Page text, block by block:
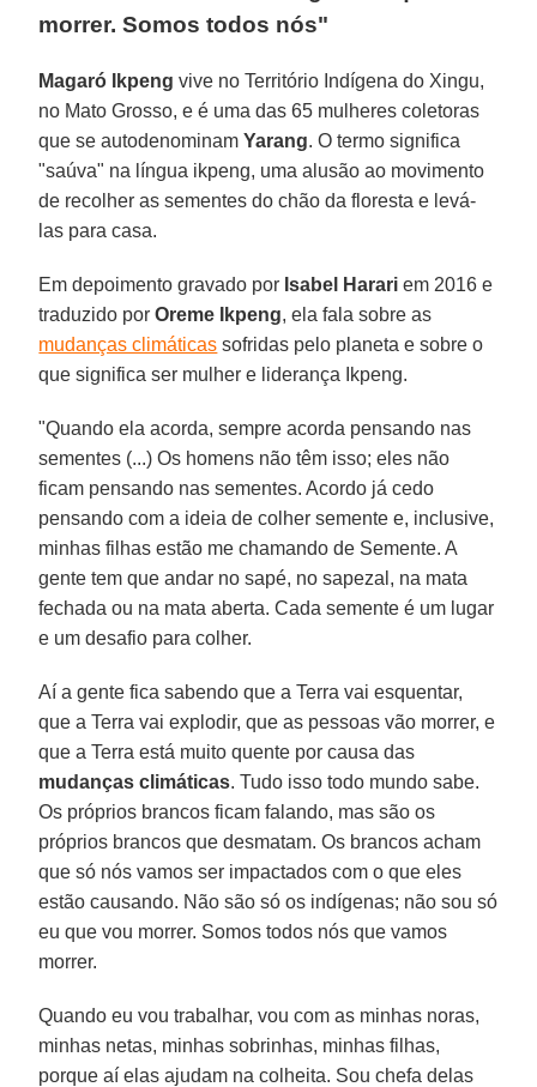
morrer. Somos todos nós"
Magaró Ikpeng vive no Território Indígena do Xingu,
no Mato Grosso, e é uma das 65 mulheres coletoras
que se autodenominamYarang. O termo significa
"saúva" na língua ikpeng, uma alusão ao movimento
de recolher as sementes do chão da floresta e levá-
las para casa.
Em depoimento gravado por Isabel Harari em 2016 e
traduzido porOreme Ikpeng, ela fala sobre as
mudanças climáticas sofridas pelo planeta e sobre o
que significa ser mulher e liderança Ikpeng.
"Quando ela acorda, sempre acorda pensando nas
sementes (...) Os homens não têm isso; eles não
ficam pensando nas sementes. Acordo já cedo
pensando com a ideia de colher semente e, inclusive,
minhas filhas estão me chamando de Semente. A
gente tem que andar no sapé, no sapezal, na mata
fechada ou na mata aberta. Cada semente é um lugar
e um desafio para colher.
Aí a gente fica sabendo que a Terra vai esquentar,
que a Terra vai explodir, que as pessoas vão morrer, e
que a Terra está muito quente por causa das
mudanças climáticas. Tudo isso todo mundo sabe.
Os próprios brancos ficam falando, mas são os
próprios brancos que desmatam. Os brancos acham
que só nós vamos ser impactados com o que eles
estão causando. Não são só os indígenas; não sou só
eu que vou morrer. Somos todos nós que vamos
morrer.
Quando eu vou trabalhar, vou com as minhas noras,
minhas netas, minhas sobrinhas, minhas filhas,
porque aí elas ajudam na colheita. Sou chefa delas